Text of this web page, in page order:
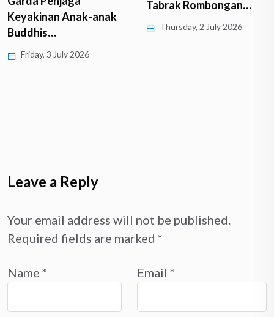
Keyakinan Anak-anak
Buddhis…
Friday, 3 July 2026
Tabrak Rombongan…
Thursday, 2 July 2026
Leave a Reply
Your email address will not be published.
Required fields are marked *
Name * Email *